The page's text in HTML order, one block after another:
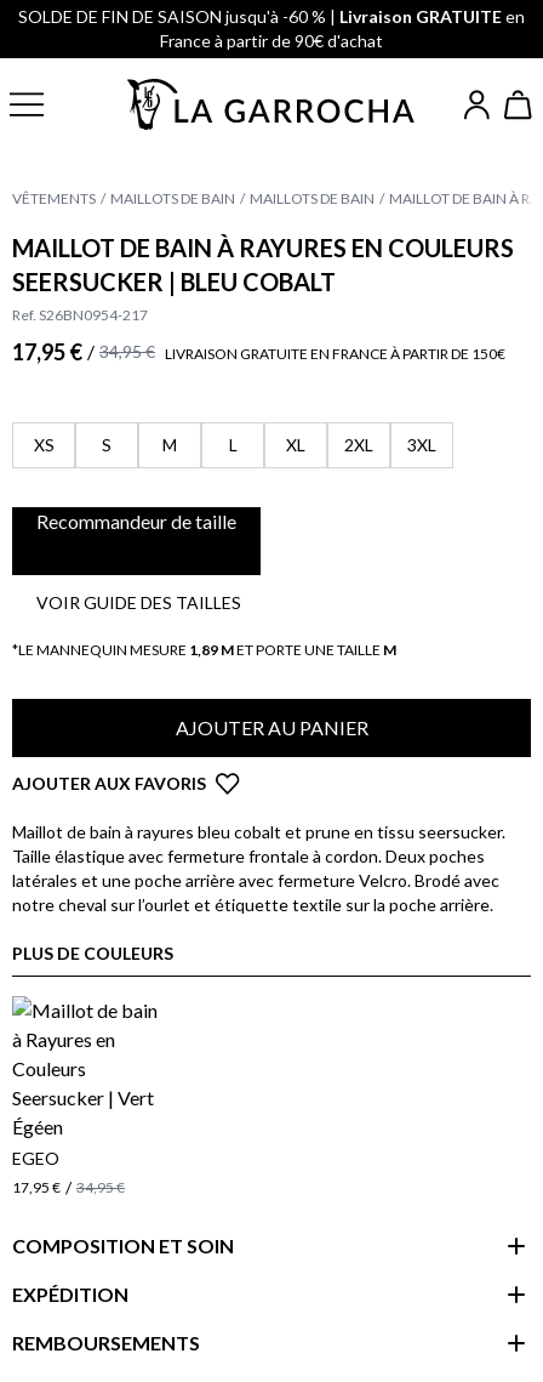
SOLDE DE FIN DE SAISON jusqu'à -60 % | Livraison GRATUITEen
France à partir de 90€ d'achat
VÊTEMENTS MAILLOTS DE BAIN MAILLOTS DE BAIN MAILLOT DE BAIN À
MAILLOT DE BAIN À RAYURES EN COULEURS
SEERSUCKER | BLEU COBALT
Ref. S26BN0954-217
17,95 € / 34,95 € LIVRAISON GRATUITE EN FRANCE À PARTIR DE 150€
XS S M L XL 2XL 3XL
Recommandeur de taille
VOIR GUIDE DES TAILLES
*LE MANNEQUIN MESURE 1,89 MET PORTE UNE TAILLE M
AJOUTER AU PANIER
AJOUTER AUX FAVORIS
Maillot de bain à rayures bleu cobalt et prune en tissu seersucker.
Taille élastique avec fermeture frontale à cordon. Deux poches
latérales et une poche arrière avec fermeture Velcro. Brodé avec
notre cheval sur l’ourlet et étiquette textile sur la poche arrière.
PLUS DE COULEURS
EGEO
17,95 € / 34,95 €
COMPOSITION ET SOIN
EXPÉDITION
REMBOURSEMENTS